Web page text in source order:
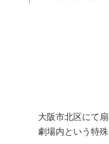
大阪市北区にて
劇場内という特